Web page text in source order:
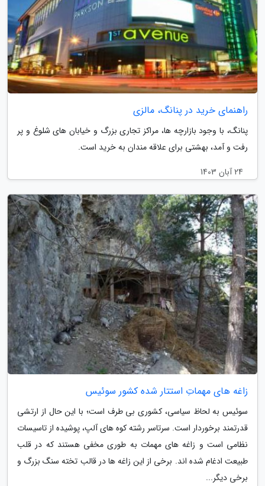
راهنمای خرید در پنانگ، مالزی
پنانگ، با وجود بازارچه ها، مراکز تجاری بزرگ و خیابان های شلوغ و پر
رفت و آمد، بهشتی برای علاقه مندان به خرید است.
24 آبان 1403
زاغه های مهماتِ استتار شده کشور سوئیس
سوئیس به لحاظ سیاسی، کشوری بی طرف است؛ با این حال از ارتشی
قدرتمند برخوردار است. سرتاسر رشته کوه های آلپ، پوشیده از تاسیسات
نظامی است و زاغه های مهمات به طوری مخفی هستند که در قلب
طبیعت ادغام شده اند. برخی از این زاغه ها در قالب تخته سنگ بزرگ و
برخی دیگر...